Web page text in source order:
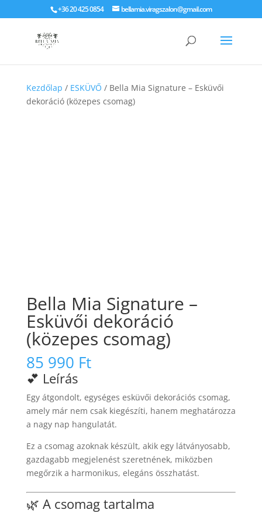
+36 20 425 0854 bellamia.viragszalon@gmail.com
Kezdőlap / ESKÜVŐ / Bella Mia Signature – Esküvői
dekoráció (közepes csomag)
Bella Mia Signature –
Esküvői dekoráció
(közepes csomag)
85 990 Ft
💕 Leírás
Egy átgondolt, egységes esküvői dekorációs csomag,
amely már nem csak kiegészíti, hanem meghatározza
a nagy nap hangulatát.
Ez a csomag azoknak készült, akik egy látványosabb,
gazdagabb megjelenést szeretnének, miközben
megőrzik a harmonikus, elegáns összhatást.
🌿 A csomag tartalma